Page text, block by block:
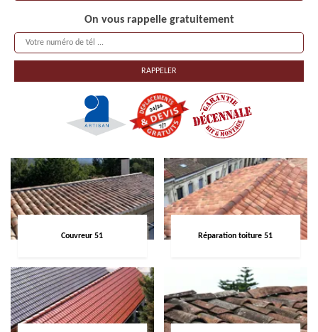
On vous rappelle gratuitement
Couvreur 51 Réparation toiture 51